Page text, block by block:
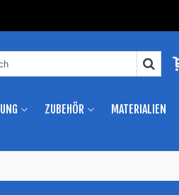
ZUBEHÖR MATERIALIEN